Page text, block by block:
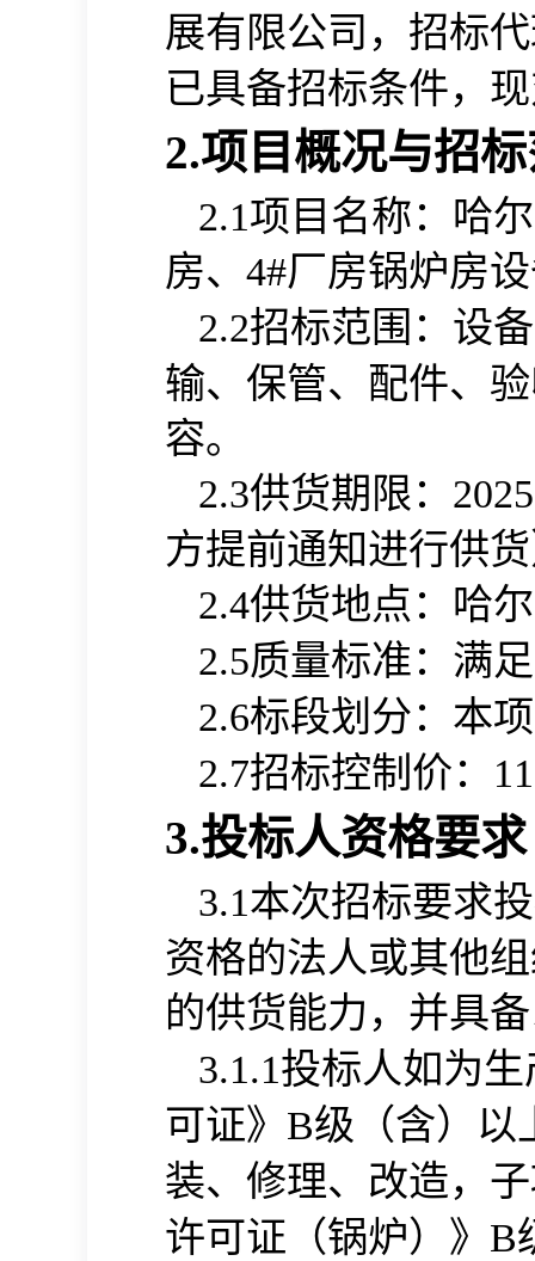
展有限公司 ，招标
已具备招标条件，
2.项目概况与招
2.1项目名称： 哈
房、4#厂房锅炉房
2.2招标范围：设
输、保管、配件、
容。
2.3供货期限： 2025
方提前通知进行供
2.4供货地点：哈
2.5质量标准：满
2.6标段划分：本
2.7招标控制价：
3.投标人资格要求
3.1本次招标要求
资格的法人或其他
的供货能力 ， 并具
3.1.1投标人如为
可证》 B级（含）以
装、修理、改造，
许可证（锅炉）》 B